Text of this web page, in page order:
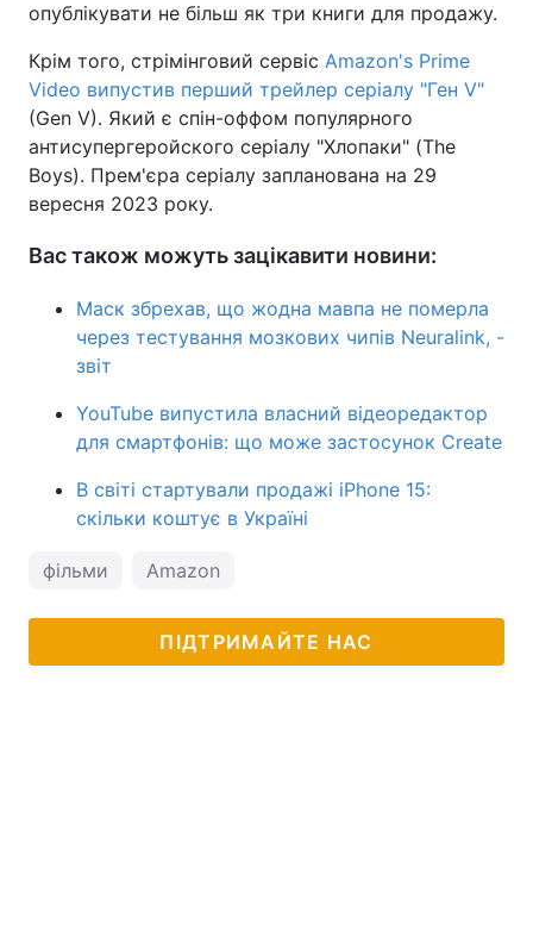
опублікувати не більш як три книги для продажу.
Крім того, стрімінговий сервіс Amazon's Prime
Video випустив перший трейлер серіалу "Ген V"
(Gen V). Який є спін-оффом популярного
антисупергеройского серіалу "Хлопаки" (The
Boys). Прем'єра серіалу запланована на 29
вересня 2023 року.
Вас також можуть зацікавити новини:
Маск збрехав, що жодна мавпа не померла
через тестування мозкових чипів Neuralink, -
звіт
YouTube випустила власний відеоредактор
для смартфонів: що може застосунок Create
В світі стартували продажі iPhone 15:
скільки коштує в Україні
фільми Amazon
ПІДТРИМАЙТЕ НАС